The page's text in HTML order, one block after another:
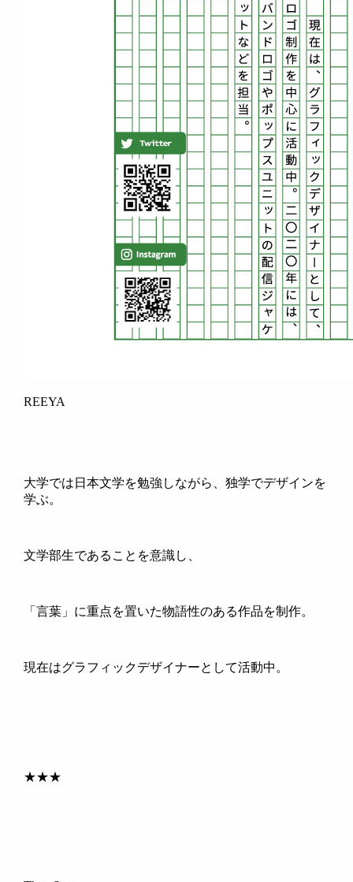
REEYA
大学では日本文学を勉強しながら、独学でデザインを
学ぶ。
文学部生であることを意識し、
「言葉」に重点を置いた物語性のある作品を制作。
現在はグラフィックデザイナーとして活動中。
★★★